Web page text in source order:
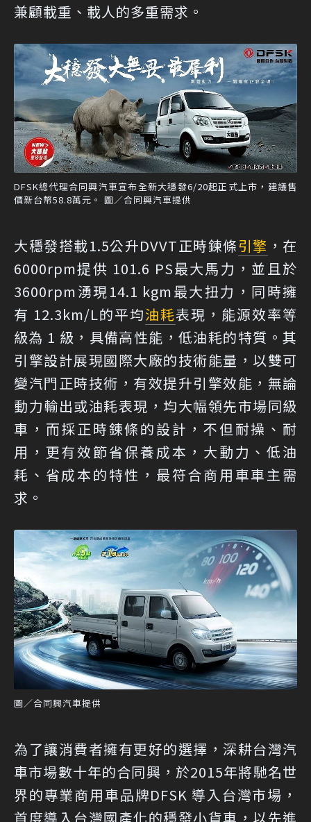
兼顧載重、載人的多重需求。
DFSK總代理合同興汽車宣布全新大穩發6/20起正式上市，建議售
價新台幣58.8萬元。 圖／合同興汽車提供
大穩發搭載1.5公升DVVT正時鍊條引擎 ，在
6000rpm提供 101.6 PS最大馬力，並且於
3600rpm湧現14.1 kgm最大扭力，同時擁
有 12.3km/L的平均油耗表現，能源效率等
級為 1 級，具備高性能，低油耗的特質。其
引擎設計展現國際大廠的技術能量，以雙可
變汽門正時技術，有效提升引擎效能，無論
動力輸出或油耗表現，均大幅領先市場同級
車，而採正時鍊條的設計，不但耐操、耐
用，更有效節省保養成本，大動力、低油
耗、省成本的特性，最符合商用車車主需
求。
圖／合同興汽車提供
為了讓消費者擁有更好的選擇，深耕台灣汽
車市場數十年的合同興，於2015年將馳名世
界的專業商用車品牌DFSK 導入台灣市場，
首度導入台灣國產化的穩發小貨車，以先進